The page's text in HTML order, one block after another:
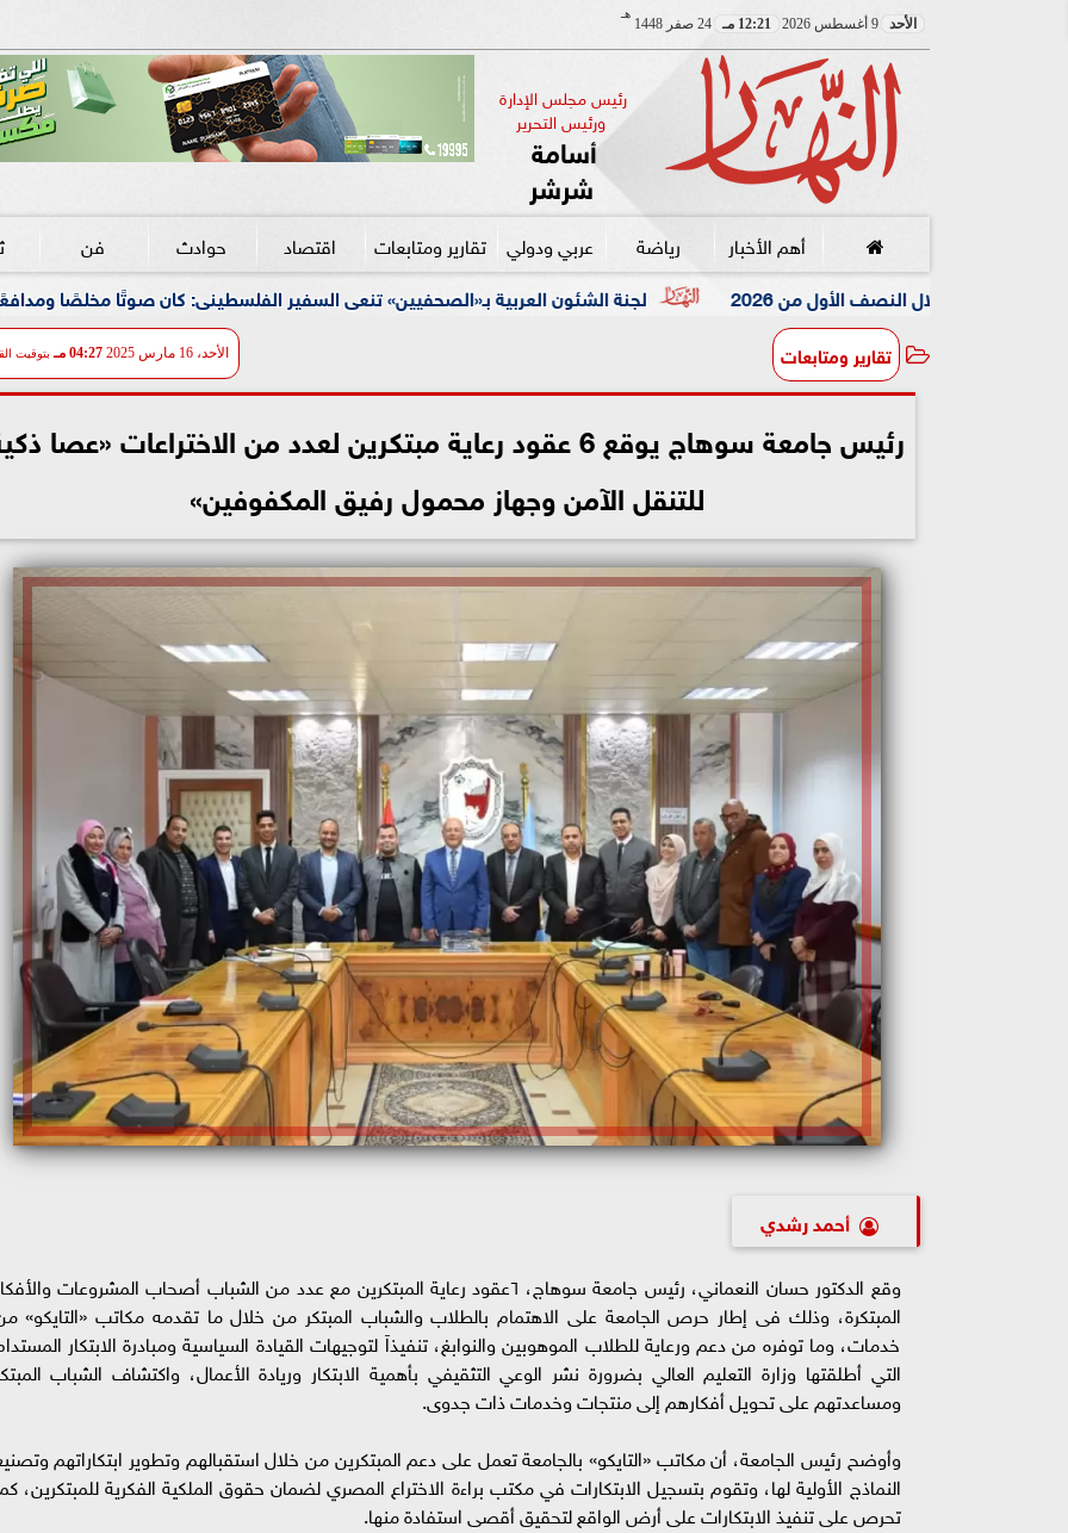
الأحد 9 أغسطس 2026 12:21 مـ 24 صفر 1448
هـ
رئيس مجلس الإدارة
ورئيس التحرير
أسامة
شرشر
أهم الأخبار رياضة عربي ودولي تقارير ومتابعات اقتصاد حوادث فن
لجنة الشئون العربية بـ«الصحفيين» تنعى السفير الفلسطينى: كان صوتًا مخلصًا ومدافعًا صلبًا عن القضية
تقارير ومتابعات الأحد، 16 مارس 2025 04:27 مـ بتوقيت
رئيس جامعة سوهاج يوقع 6 عقود رعاية مبتكرين لعدد من الاختراعات «عصا
للتنقل الآمن وجهاز محمول رفيق المكفوفين»
أحمد رشدي
وقع الدكتور حسان النعماني، رئيس جامعة سوهاج، ٦عقود رعاية المبتكرين مع عدد من الشباب أصحاب المشروعات
المبتكرة، وذلك فى إطار حرص الجامعة على الاهتمام بالطلاب والشباب المبتكر من خلال ما تقدمه مكاتب «التايكو»
خدمات، وما توفره من دعم ورعاية للطلاب الموهوبين والنوابغ، تنفيذاََ لتوجيهات القيادة السياسية ومبادرة الابتكار
التي أطلقتها وزارة التعليم العالي بضرورة نشر الوعي التثقيفي بأهمية الابتكار وريادة الأعمال، واكتشاف الشباب
ومساعدتهم على تحويل أفكارهم إلى منتجات وخدمات ذات جدوى.
وأوضح رئيس الجامعة، أن مكاتب «التايكو» بالجامعة تعمل على دعم المبتكرين من خلال استقبالهم وتطوير ابتكاراتهم
النماذج الأولية لها، وتقوم بتسجيل الابتكارات في مكتب براءة الاختراع المصري لضمان حقوق الملكية الفكرية للمبتكرين،
تحرص على تنفيذ الابتكارات على أرض الواقع لتحقيق أقصى استفادة منها.